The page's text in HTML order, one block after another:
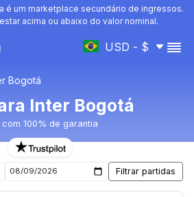
é um marketplace secundário de ingressos.
acima ou abaixo do valor nominal.
USD - $
Bogotá
Inter Bogotá
100% de garantia
jogo de Inter Bogotá